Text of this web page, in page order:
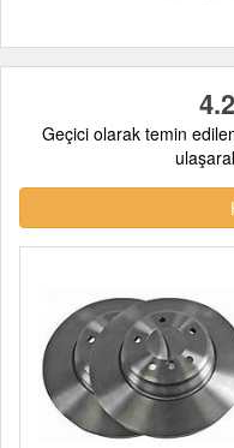
Geçici olarak temin